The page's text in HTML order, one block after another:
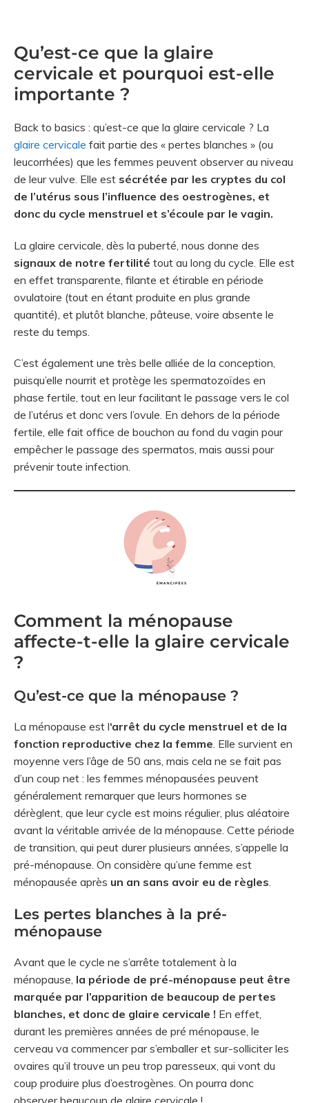
Qu’est-ce que la glaire
cervicale et pourquoi est-elle
importante ?
Back to basics : qu’est-ce que la glaire cervicale ? La
glaire cervicale fait partie des « pertes blanches » (ou
leucorrhées) que les femmes peuvent observer au niveau
de leur vulve. Elle est sécrétée par les cryptes du col
de l’utérus sous l’influence des oestrogènes, et
donc du cycle menstruel et s’écoule par le vagin.
La glaire cervicale, dès la puberté, nous donne des
signaux de notre fertilité tout au long du cycle. Elle est
en effet transparente, filante et étirable en période
ovulatoire (tout en étant produite en plus grande
quantité), et plutôt blanche, pâteuse, voire absente le
reste du temps.
C’est également une très belle alliée de la conception,
puisqu’elle nourrit et protège les spermatozoïdes en
phase fertile, tout en leur facilitant le passage vers le col
de l’utérus et donc vers l’ovule. En dehors de la période
fertile, elle fait office de bouchon au fond du vagin pour
empêcher le passage des spermatos, mais aussi pour
prévenir toute infection.
Comment la ménopause
affecte-t-elle la glaire cervicale
?
Qu’est-ce que la ménopause ?
La ménopause est l‘arrêt du cycle menstruel et de la
fonction reproductive chez la femme . Elle survient en
moyenne vers l’âge de 50 ans, mais cela ne se fait pas
d’un coup net : les femmes ménopausées peuvent
généralement remarquer que leurs hormones se
dérèglent, que leur cycle est moins régulier, plus aléatoire
avant la véritable arrivée de la ménopause. Cette période
de transition, qui peut durer plusieurs années, s’appelle la
pré-ménopause. On considère qu’une femme est
ménopausée après un an sans avoir eu de règles
Les pertes blanches à la pré-
ménopause
Avant que le cycle ne s’arrête totalement à la
ménopause, la période de pré-ménopause peut être
marquée par l’apparition de beaucoup de pertes
blanches, et donc de glaire cervicale ! En effet,
durant les premières années de pré ménopause, le
cerveau va commencer par s’emballer et sur-solliciter les
ovaires qu’il trouve un peu trop paresseux, qui vont du
coup produire plus d’oestrogènes. On pourra donc
observer beaucoup de glaire cervicale !